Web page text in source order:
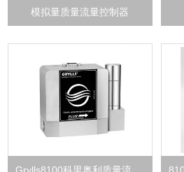
模拟量质量流量控制器